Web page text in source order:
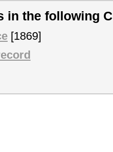
in the following
[1869]